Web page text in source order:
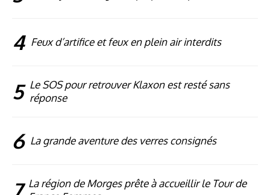
4 Feux d’artifice et feux en plein air interdits
5 Le SOS pour retrouver Klaxon est resté sans
réponse
6 La grande aventure des verres consignés
La région de Morges prête à accueillir le Tour de